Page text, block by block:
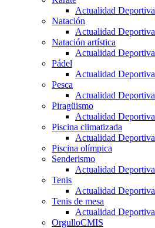
Actualidad Deportiva
Natación
Actualidad Deportiva
Natación artística
Actualidad Deportiva
Pádel
Actualidad Deportiva
Pesca
Actualidad Deportiva
Piragüismo
Actualidad Deportiva
Piscina climatizada
Actualidad Deportiva
Piscina olímpica
Senderismo
Actualidad Deportiva
Tenis
Actualidad Deportiva
Tenis de mesa
Actualidad Deportiva
OrgulloCMIS